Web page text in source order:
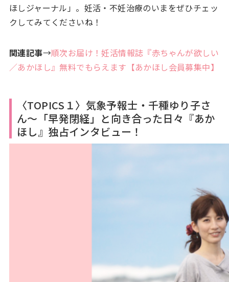
ほしジャーナル」。妊活・不妊治療のいまをぜひチェッ
クしてみてくださいね！
関連記事→順次お届け！妊活情報誌『赤ちゃんが欲しい
／あかほし』無料でもらえます【あかほし会員募集中】
〈TOPICS１〉気象予報士・千種ゆり子さ
ん～「早発閉経」と向き合った日々『あか
ほし』独占インタビュー！